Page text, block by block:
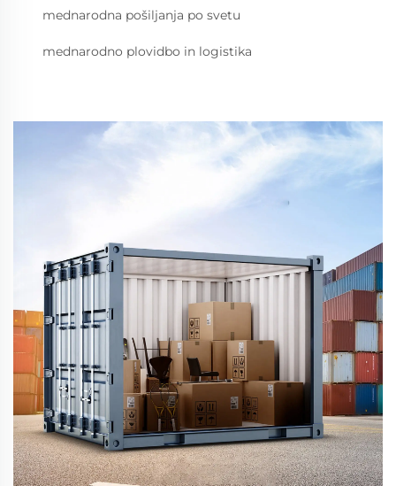
mednarodna pošiljanja po svetu
mednarodno plovidbo in logistika